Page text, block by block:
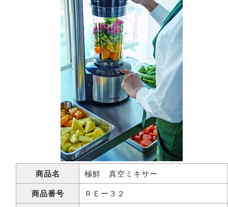
商品名 極鮮 真空ミキサー
商品番号 ＲＥー３２